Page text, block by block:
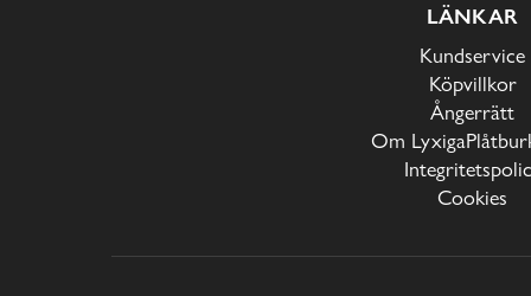
LÄNKAR
Kundservice
Köpvillkor
Ångerrätt
Om
Cookies